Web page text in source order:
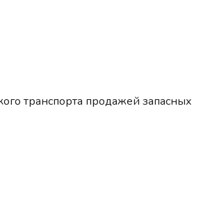
транспорта продажей запасных